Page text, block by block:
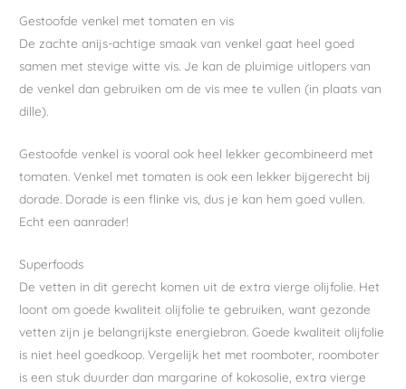
Gestoofde venkel met tomaten en vis
De zachte anijs-achtige smaak van venkel gaat heel goed
samen met stevige witte vis. Je kan de pluimige uitlopers van
de venkel dan gebruiken om de vis mee te vullen (in plaats van
dille).
Gestoofde venkel is vooral ook heel lekker gecombineerd met
tomaten. Venkel met tomaten is ook een lekker bijgerecht bij
dorade. Dorade is een flinke vis, dus je kan hem goed vullen.
Echt een aanrader!
Superfoods
De vetten in dit gerecht komen uit de extra vierge olijfolie. Het
loont om goede kwaliteit olijfolie te gebruiken, want gezonde
vetten zijn je belangrijkste energiebron. Goede kwaliteit olijfolie
is niet heel goedkoop. Vergelijk het met roomboter, roomboter
is een stuk duurder dan margarine of kokosolie, extra vierge